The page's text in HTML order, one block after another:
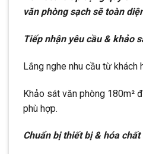
văn phòng sạch sẽ toàn
Tiếp nhận yêu cầu & khảo
Lắng nghe nhu cầu từ khách
Khảo sát văn phòng 180m²
phù hợp.
Chuẩn bị thiết bị & hóa chất